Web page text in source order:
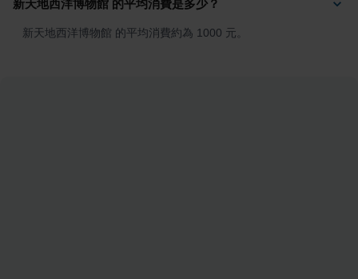
新天地西洋博物館 的平均消費是多少？
新天地西洋博物館 的平均消費約為 1000 元。